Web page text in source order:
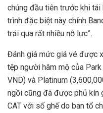
chúng đầu tiên trước khi
trình đặc biệt này chính
trải qua rất nhiều nỗ lực”.
Đánh giá mức giá vé được
tệp người hâm mộ của
VND) và Platinum
ngồi cũng đã được phủ kín
CAT với số ghế do ban tổ